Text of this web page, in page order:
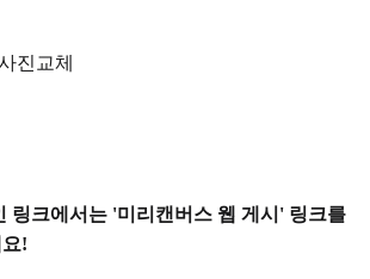
진교체
링크에서는 '미리캔버스 웹 게시' 링크를
!